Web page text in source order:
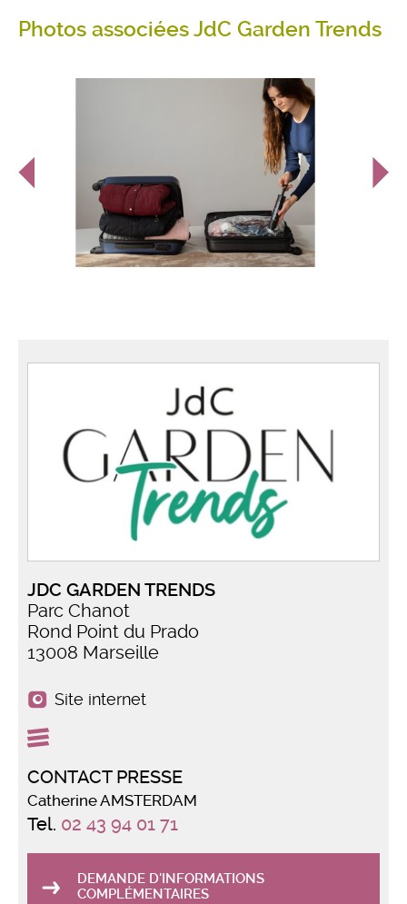
Photos associées JdC Garden Trends
JDC GARDEN TRENDS
Parc Chanot
Rond Point du Prado
13008 Marseille
Site internet
CONTACT PRESSE
Catherine AMSTERDAM
Tel. 02 43 94 01 71
DEMANDE D'INFORMATIONS
COMPLÉMENTAIRES